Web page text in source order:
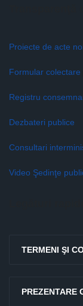
Proiecte de acte
Formular
Registru
Dezbateri publice
Consultari
Video Şedinţe
TERMENI ŞI
PREZENTARE